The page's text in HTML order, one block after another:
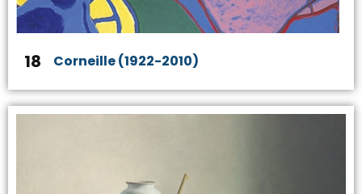
18 Corneille (1922-2010)